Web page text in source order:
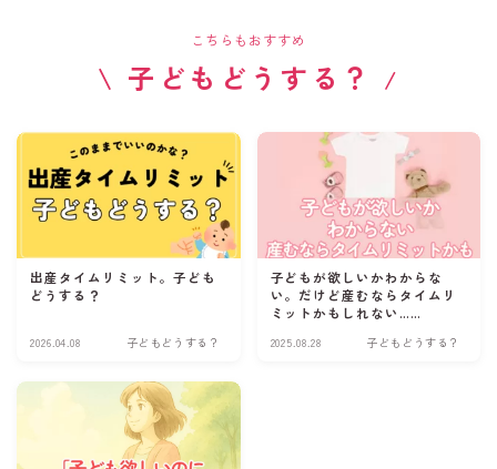
こちらもおすすめ
\ 子どもどうする？ /
出産タイムリミット。子ども
どうする？
2026.04.08 子どもどうする？
子どもが欲しいかわからな
い。だけど産むならタイムリ
ミットかもしれない……
2025.08.28 子どもどうする？